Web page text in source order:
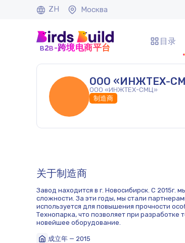
ZH Москва
b2b-跨境电商平台
目录
ООО «ИНЖТЕХ-
ООО «ИНЖТЕХ-СМЦ»
制造商
关于制造商
Завод находится в г. Новосибирск. С 2015г.
сложности. За эти годы, мы стали
используется для повышения прочности
Технопарка, что позволяет при разработке
новейшее оборудование.
成立年 — 2015